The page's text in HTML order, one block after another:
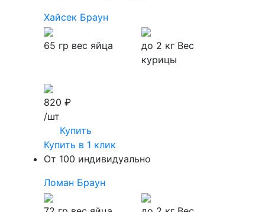
Хайсек Браун
65 гр вес яйца до 2 кг Вес
курицы
820 ₽
/шт
Купить
Купить в 1 клик
От 100 индивидуально
Ломан Браун